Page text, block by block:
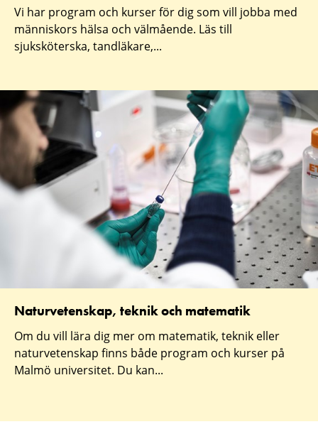
Vi har program och kurser för dig som vill jobba med
människors hälsa och välmående. Läs till
sjuksköterska, tandläkare,...
Naturvetenskap, teknik och matematik
Om du vill lära dig mer om matematik, teknik eller
naturvetenskap finns både program och kurser på
Malmö universitet. Du kan...